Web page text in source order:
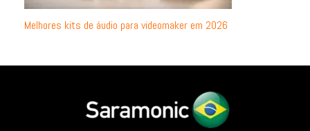
Melhores kits de áudio para videomaker em 2026